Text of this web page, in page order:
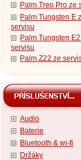
Palm Treo Pro ze
Palm Tungsten E
servisu
Palm Tungsten
servisu
Palm Z22 ze
Audio
Baterie
Bluetooth & wi-fi
Držáky